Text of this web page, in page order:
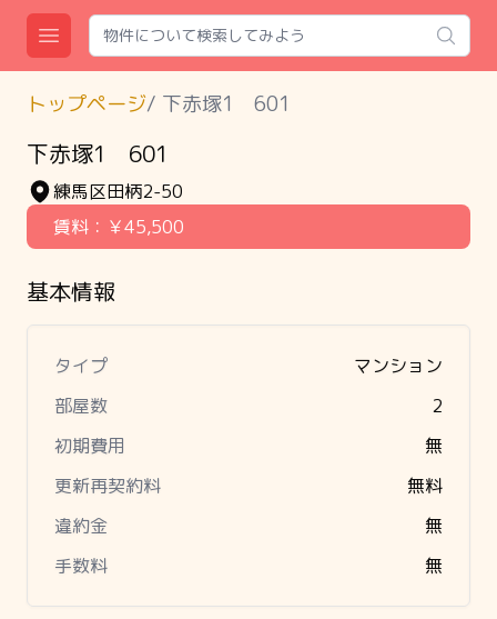
Search
Open main menu
トップページ/ 下赤塚1 601
下赤塚1 601
練馬区田柄2-50
賃料： ￥45,500
基本情報
タイプ
マンション
部屋数
2
初期費用
無
更新再契約料
無料
違約金
無
手数料
無